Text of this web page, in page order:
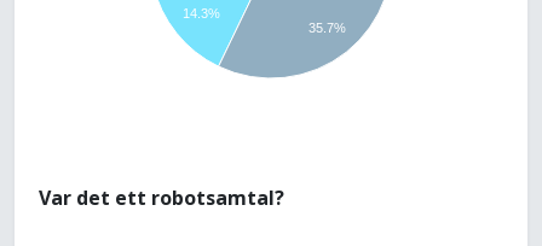
14.3%
35.7%
Var det ett robotsamtal?